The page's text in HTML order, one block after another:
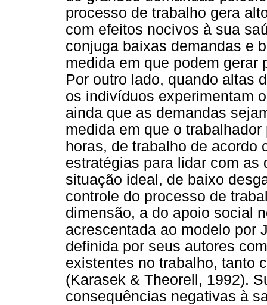
processo de trabalho gera
com efeitos nocivos à sua
conjuga baixas demandas e
medida em que podem gerar
Por outro lado, quando altas
os indivíduos experimentam
ainda que as demandas
medida em que o
horas, de trabalho de acordo
estratégias para lidar com as
situação ideal, de baixo
controle do processo de
dimensão, a do apoio social
acrescentada ao modelo por
definida por seus autores
existentes no trabalho, tanto
(Karasek & Theorell, 1992).
consequências negativas à